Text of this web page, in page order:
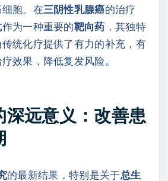
胞。在三阴性乳腺癌的治疗
作为一种重要的靶向药 ，其独特
统化疗提供了有力的补充，有
效果，降低复发风险。
深远意义：改善患
的最新结果，特别是关于总生